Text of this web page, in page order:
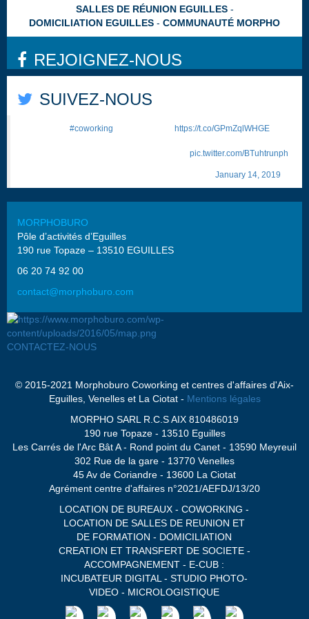
SALLES DE RÉUNION EGUILLES
DOMICILIATION EGUILLES
COMMUNAUTÉ MORPHO
REJOIGNEZ-NOUS
SUIVEZ-NOUS
#coworking
https://t.co/GPmZqlWHGE
pic.twitter.com/BTuhtrunph
January 14, 2019
MORPHOBURO
Pôle d’activités d’Eguilles
190 rue Topaze – 13510 EGUILLES
06 20 74 92 00
contact@morphoburo.com
CONTACTEZ-NOUS
© 2015-2021 Morphoburo Coworking et centres d'affaires d'Aix-
Eguilles, Venelles et La Ciotat - Mentions légales
MORPHO SARL R.C.S AIX 810486019
190 rue Topaze - 13510 Eguilles
Les Carrés de l'Arc Bât A - Rond point du Canet - 13590 Meyreuil
302 Rue de la gare - 13770 Venelles
45 Av de Coriandre - 13600 La Ciotat
Agrément centre d'affaires n°2021/AEFDJ/13/20
LOCATION DE BUREAUX - COWORKING -
LOCATION DE SALLES DE REUNION ET
DE FORMATION - DOMICILIATION
CREATION ET TRANSFERT DE SOCIETE -
ACCOMPAGNEMENT - E-CUB :
INCUBATEUR DIGITAL - STUDIO PHOTO-
VIDEO - MICROLOGISTIQUE